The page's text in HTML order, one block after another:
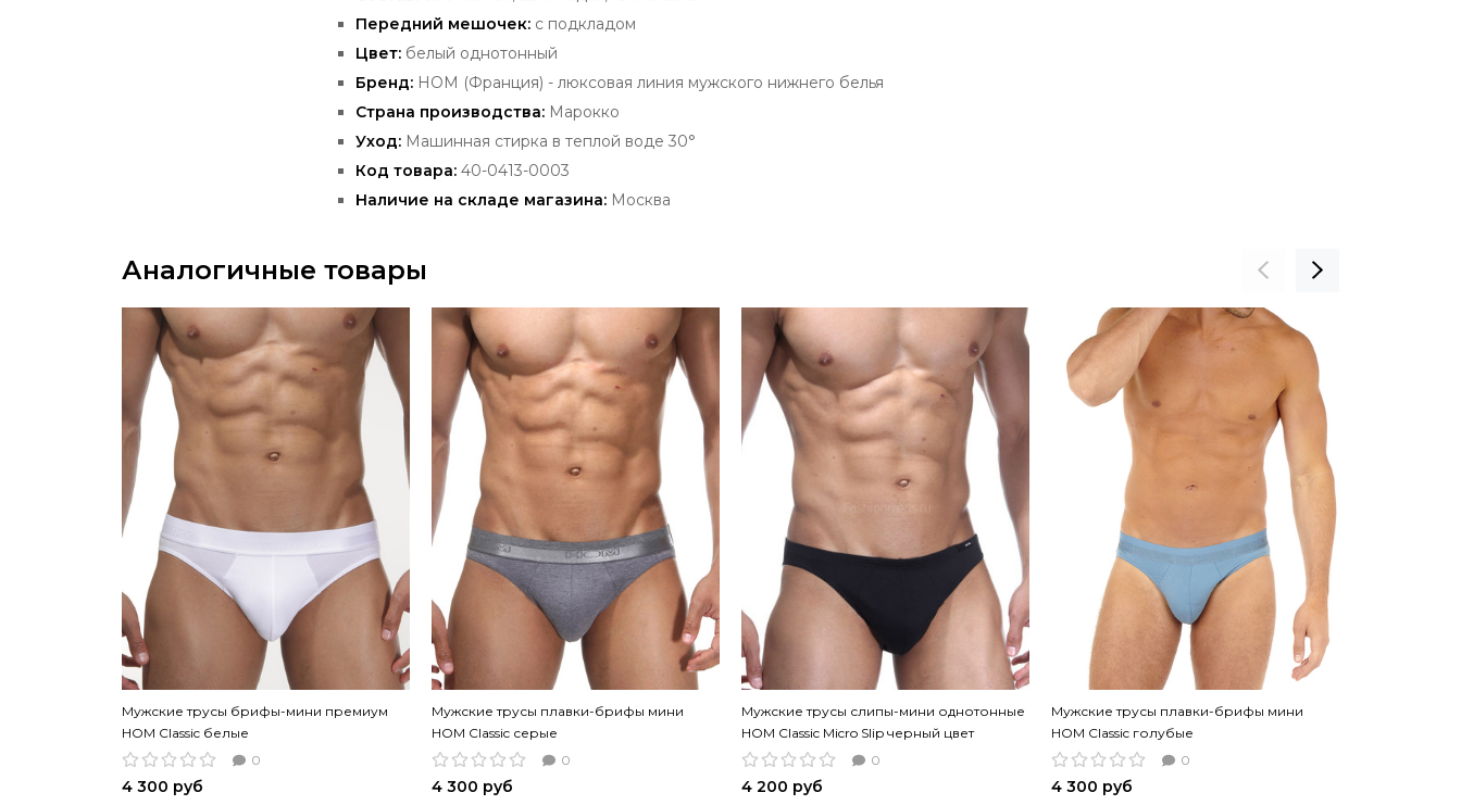
Передний мешочек: с подкладом
Цвет: белый однотонный
Бренд: HOM (Франция) - люксовая линия мужского нижнего белья
Страна производства: Марокко
Уход: Машинная стирка в теплой воде 30°
Код товара: 40-0413-0003
Наличие на складе магазина: Москва
Аналогичные товары
Мужские трусы брифы-мини премиум
HOM Classic белые
0
4 300 руб
Мужские трусы плавки-брифы мини
HOM Classic серые
0
4 300 руб
Мужские трусы слипы-мини однотонные
HOM Classic Micro Slip черный цвет
0
4 200 руб
Мужские трусы плавки-брифы мини
HOM Classic голубые
0
4 300 руб